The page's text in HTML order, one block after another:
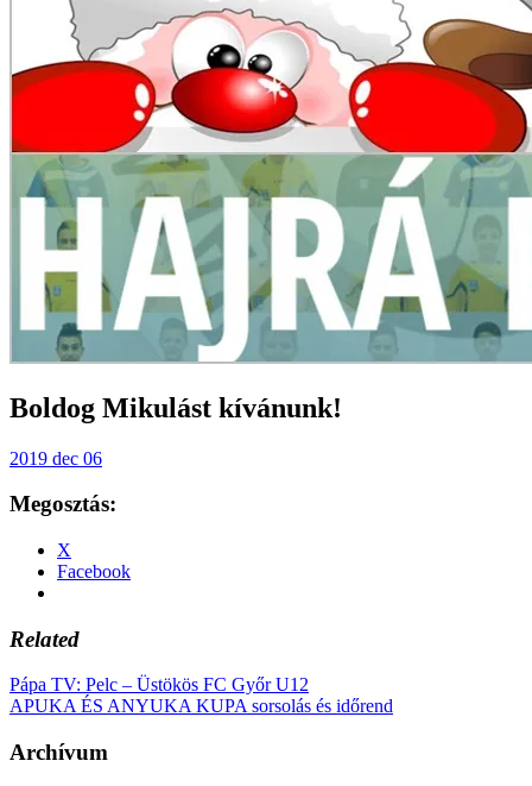
Boldog Mikulást kívánunk!
2019 dec 06
Megosztás:
X
Facebook
Related
Pápa TV: Pelc – Üstökös FC Győr U12
APUKA ÉS ANYUKA KUPA sorsolás és időrend
Archívum